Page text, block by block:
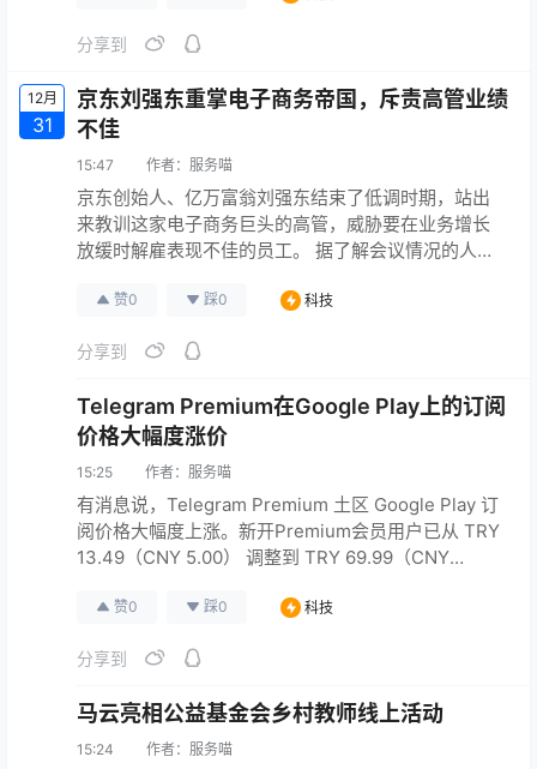
分享到
12月
31
京东刘强东重掌电子商务帝国，斥责高管业绩
不佳
15:47 作者： 服务喵
京东创始人、亿万富翁刘强东结束了低调时期，站出
来教训这家电子商务巨头的高管，威胁要在业务增长
放缓时解雇表现不佳的员工。 据了解会议情况的人士
司的高管，并没有点名具体的人，而是将一些人描述
控的民事案件后，从香港发表了讲话。 一位参加了 12
露…
原文连接
赞0 踩0 科技
分享到
Telegram Premium在Google Play上的订阅
价格大幅度涨价
15:25 作者： 服务喵
有消息说，Telegram Premium 土区 Google Play 订
阅价格大幅度上涨。新开Premium会员用户已从 TRY
13.49（CNY 5.00） 调整到 TRY 69.99（CNY
赞0 踩0 科技
分享到
马云亮相公益基金会乡村教师线上活动
15:24 作者： 服务喵